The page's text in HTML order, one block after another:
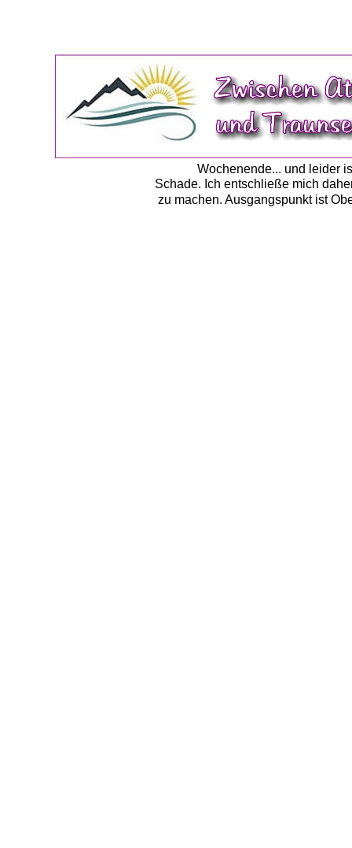
Wochenende... und leider
Schade. Ich entschließe mich
zu machen. Ausgangspunkt ist